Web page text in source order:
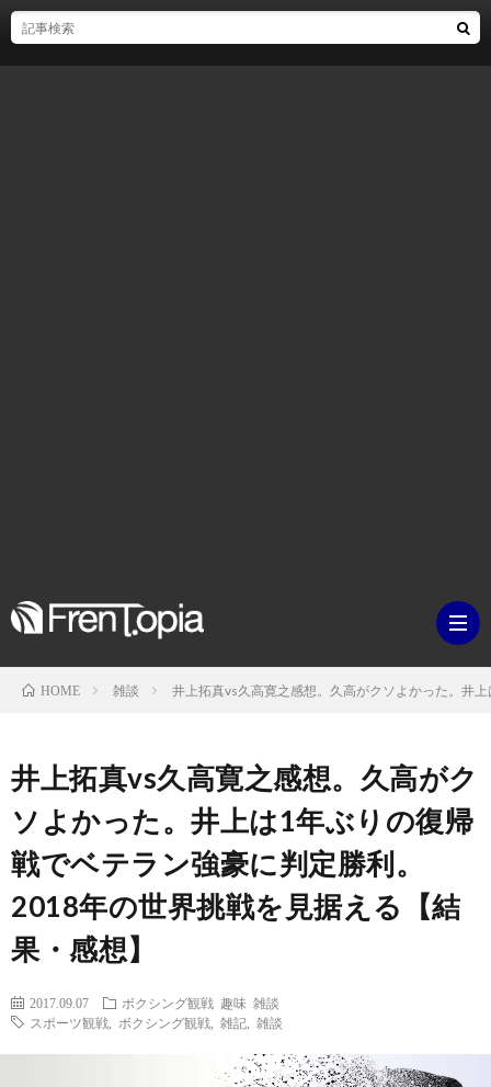
ラ
ク
映
HOME 雑談 井上拓真vs久高寛之感想。久高がクソよかった。井
井上拓真vs久高寛之感想。久高がク
ソよかった。井上は1年ぶりの復帰
戦でベテラン強豪に判定勝利。
2018年の世界挑戦を見据える【結
果・感想】
2017.09.07 ボクシング観戦 趣味 雑談
スポーツ観戦
ボクシング観戦 雑記 雑談